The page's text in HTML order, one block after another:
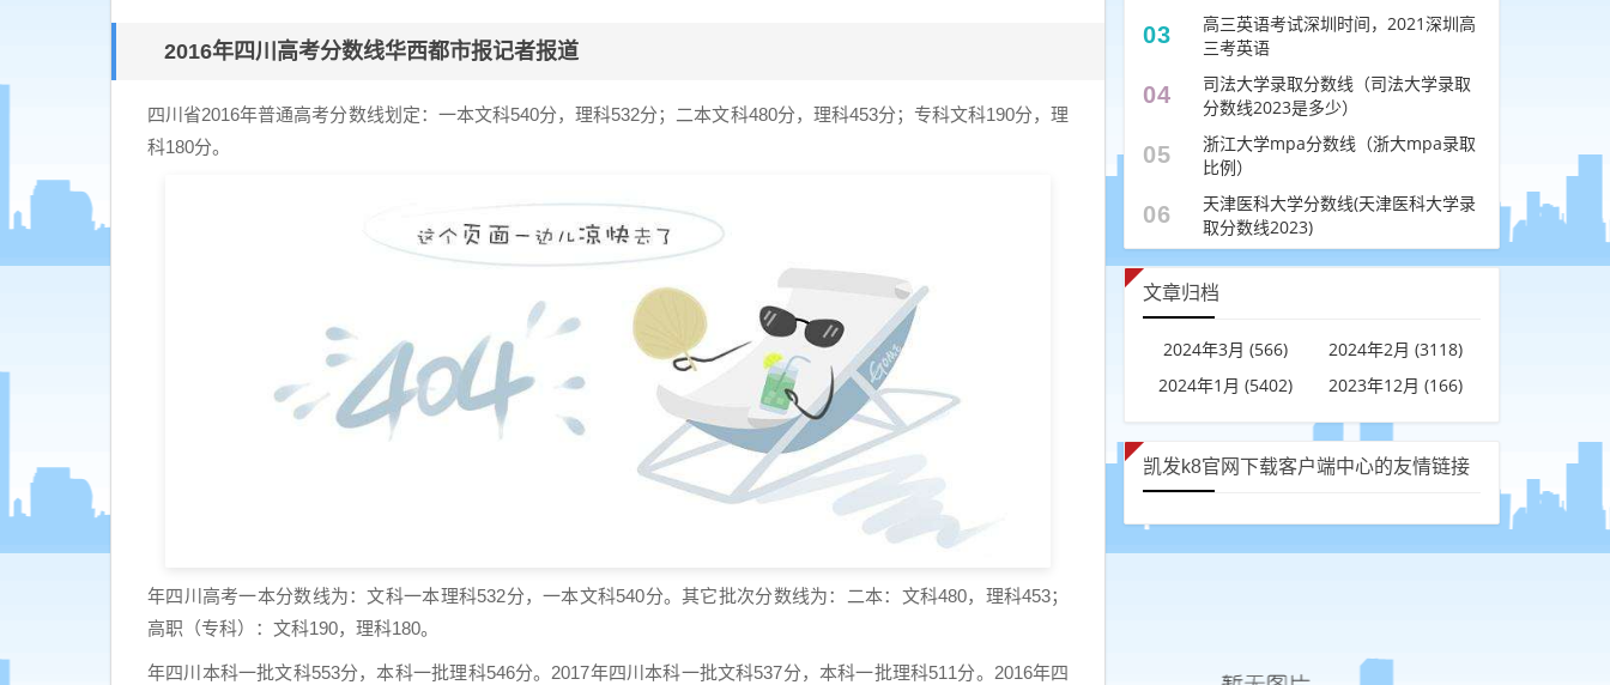
2016年四川高考分数线华西都市报记者报道
四川省2016年普通高考分数线划定：一本文科540分，理科532分；二本文科480分，理科453分；专科文科190分，理
科180分。
年四川高考一本分数线为：文科一本理科532分，一本文科540分。其它批次分数线为：二本：文科480，理科453；
高职（专科）：文科190，理科180。
年四川本科一批文科553分，本科一批理科546分。2017年四川本科一批文科537分，本科一批理科511分。2016年四
03
高三英语考试深圳时间，2021深圳高
三考英语
04
司法大学录取分数线（司法大学录取
分数线2023是多少）
05
浙江大学mpa分数线（浙大mpa录取
比例）
06
天津医科大学分数线(天津医科大学录
取分数线2023)
文章归档
2024年3月 (566)
2024年2月 (3118)
2024年1月 (5402)
2023年12月 (166)
凯发k8官网下载客户端中心的友情链接